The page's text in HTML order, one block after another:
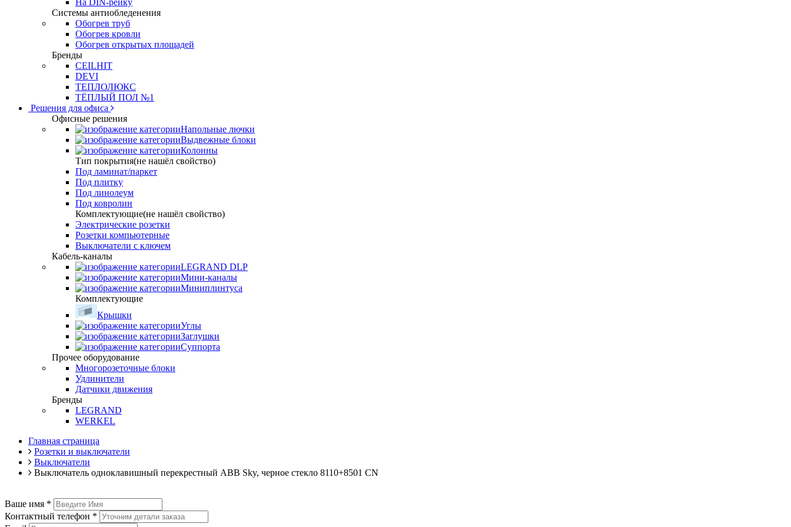
На DIN-рейку
Системы антиобледенения
Обогрев труб
Обогрев кровли
Обогрев открытых площадей
Бренды
CEILHIT
DEVI
ТЕПЛОЛЮКС
ТЁПЛЫЙ ПОЛ №1
Решения для офиса
Офисные решения
Напольные лючки
Выдвежные блоки
Колонны
Тип покрытия(не нашёл свойство)
Под ламинат/паркет
Под плитку
Под линолеум
Под ковролин
Комплектующие(не нашёл свойство)
Электрические розетки
Розетки компьютерные
Выключатели с ключем
Кабель-каналы
LEGRAND DLP
Мини-каналы
Миниплинтуса
Комплектующие
Крышки
Углы
Заглушки
Суппорта
Прочее оборудование
Многорозеточные блоки
Удлинители
Датчики движения
Бренды
LEGRAND
WERKEL
Главная страница
Розетки и выключатели
Выключатели
Выключатель одноклавишный перекрестный ABB Sky, черное стекло 8110+8501 CN
Ваше имя *
Контактный телефон *